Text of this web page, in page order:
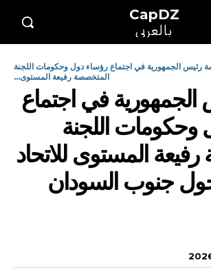
CapDZ
بالعربي
رئيس الجمهورية في اجتماع رؤساء دول وحكومات اللجنة
المتخصصة رفيعة المستوى...
في اجتماع
وحكومات اللجنة
المستوى للاتحاد
حول جنوب السودان